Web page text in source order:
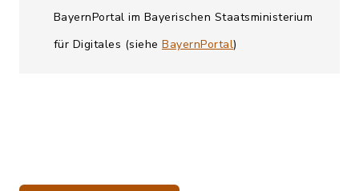
BayernPortal im Bayerischen Staatsministerium
für Digitales (siehe BayernPortal)